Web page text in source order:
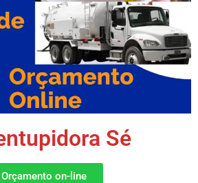
Sé
Orçamento on-line